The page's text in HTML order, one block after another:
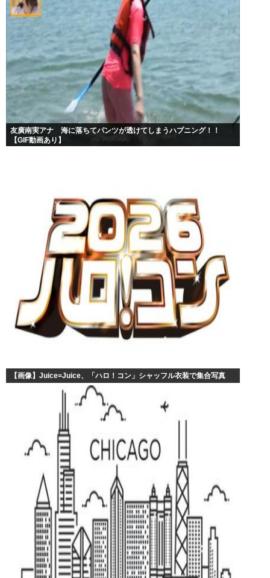
友廣南実アナ 海に落ちてパンツが透けてしまうハプニング！！
【GIF動画あり】
【画像】Juice=Juice、「ハロ！コン」シャッフル衣装で集合写真